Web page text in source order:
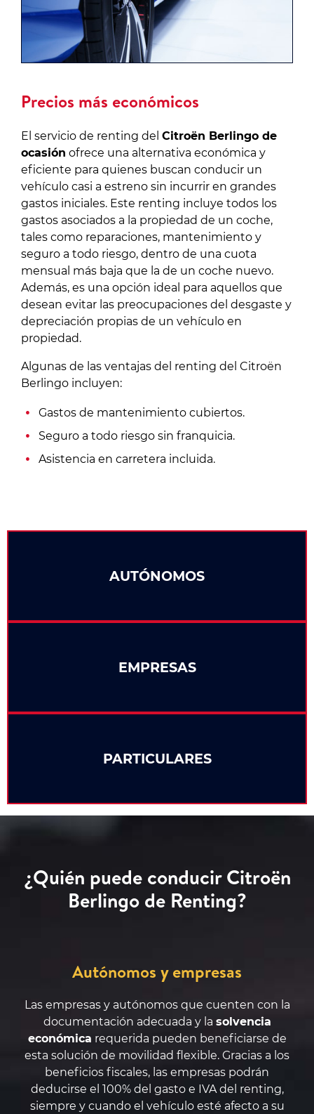
Precios más económicos
El servicio de renting del Citroën Berlingo de
ocasión ofrece una alternativa económica y
eficiente para quienes buscan conducir un
vehículo casi a estreno sin incurrir en grandes
gastos iniciales. Este renting incluye todos los
gastos asociados a la propiedad de un coche,
tales como reparaciones, mantenimiento y
seguro a todo riesgo, dentro de una cuota
mensual más baja que la de un coche nuevo.
Además, es una opción ideal para aquellos que
desean evitar las preocupaciones del desgaste y
depreciación propias de un vehículo en
propiedad.
Algunas de las ventajas del renting del Citroën
Berlingo incluyen:
Gastos de mantenimiento cubiertos.
Seguro a todo riesgo sin franquicia.
Asistencia en carretera incluida.
PARTICULARES
AUTÓNOMOS
EMPRESAS
¿Quién puede conducir Citroën
Berlingo de Renting?
Autónomos y empresas
Las empresas y autónomos que cuenten con la
documentación adecuada y la solvencia
económica requerida pueden beneficiarse de
esta solución de movilidad flexible. Gracias a los
beneficios fiscales, las empresas podrán
deducirse el 100% del gasto e IVA del renting,
siempre y cuando el vehículo esté afecto a su